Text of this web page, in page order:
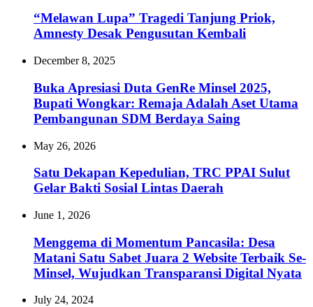
“Melawan Lupa” Tragedi Tanjung Priok,
Amnesty Desak Pengusutan Kembali
December 8, 2025
Buka Apresiasi Duta GenRe Minsel 2025,
Bupati Wongkar: Remaja Adalah Aset Utama
Pembangunan SDM Berdaya Saing
May 26, 2026
Satu Dekapan Kepedulian, TRC PPAI Sulut
Gelar Bakti Sosial Lintas Daerah
June 1, 2026
Menggema di Momentum Pancasila: Desa
Matani Satu Sabet Juara 2 Website Terbaik Se-
Minsel, Wujudkan Transparansi Digital Nyata‎
July 24, 2024